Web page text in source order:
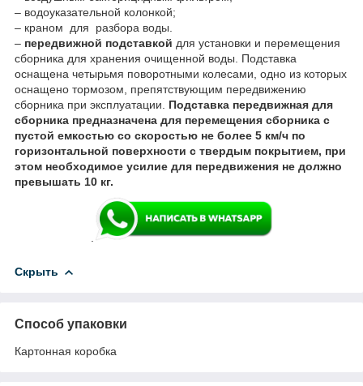
– водоуказательной колонкой;
– краном для разбора воды.
– передвижной подставкой для установки и перемещения
сборника для хранения очищенной воды. Подставка
оснащена четырьмя поворотными колесами, одно из которых
оснащено тормозом, препятствующим передвижению
сборника при эксплуатации. Подставка передвижная для
сборника предназначена для перемещения сборника с
пустой емкостью со скоростью не более 5 км/ч по
горизонтальной поверхности с твердым покрытием, при
этом необходимое усилие для передвижения не должно
превышать 10 кг.
Скрыть
Способ упаковки
Картонная коробка